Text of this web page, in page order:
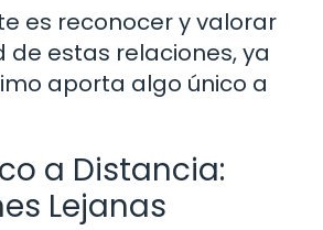
es reconocer y valorar
de estas relaciones, ya
aporta algo único a
a Distancia:
Lejanas